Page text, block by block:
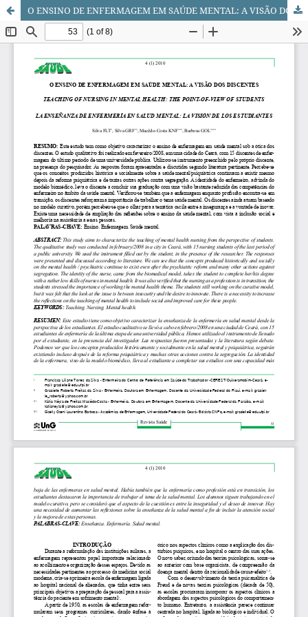
O ENSINO DE ENFERMAGEM EM SAÚDE MENTAL: A VISÃO DOS DISCENTES